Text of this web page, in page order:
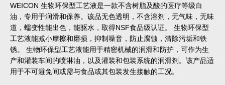
WEICON 生物环保型工艺液是一款不含树脂及酸的医疗等级白
油，专用于润滑和保养。该品无色透明，不含溶剂，无气味，无味
道，蠕变性能出色，能驱水，取得NSF食品级认证。 生物环保型
工艺液能减小摩擦和磨损，抑制噪音，防止腐蚀，清除污垢和铁
锈。 生物环保型工艺液能用于精密机械的润滑和防护，可作为生
产和灌装车间的喷淋油，以及灌装和包装系统的润滑剂。该产品适
用于不可避免间或需与食品或其包装发生接触的工况。